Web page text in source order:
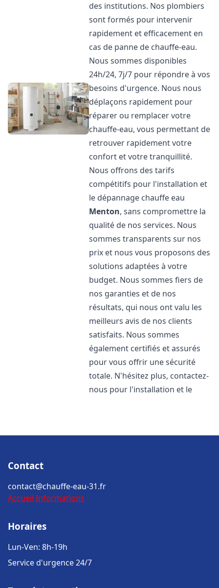
des institutions. Nos plombiers
sont formés pour intervenir
rapidement et efficacement en
cas de panne de chauffe-eau.
Nous sommes disponibles
24h/24, 7j/7 pour répondre à vos
besoins d'urgence. Nous nous
déplaçons rapidement pour
réparer ou remplacer votre
chauffe-eau, vous permettant de
retrouver rapidement votre
confort et votre tranquillité.
Nous offrons des tarifs
compétitifs pour l'installation et
le dépannage chauffe eau
Menton, sans compromettre la
qualité de nos services. Nous
sommes transparents sur nos
prix et nous vous proposons des
solutions adaptées à votre
budget. Nous sommes fiers de
nos garanties et de nos
résultats, qui nous ont valu les
meilleurs avis de nos clients
satisfaits. Nous sommes
également certifiés et assurés
pour vous offrir une sécurité
totale. N'hésitez plus, contactez-
nous pour l'installation et le
Contact
contact@chauffe-eau-31.fr
Accueil Informations
Horaires
Lun-Ven: 8h-19h
Service d'urgence 24/7